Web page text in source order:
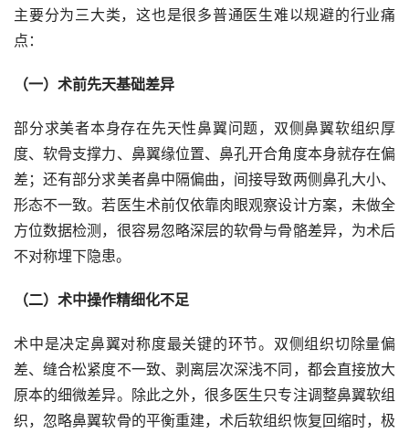
主要分为三大类，这也是很多普通医生难以规避的行业痛
点：
（一）术前先天基础差异
部分求美者本身存在先天性鼻翼问题，双侧鼻翼软组织厚
度、软骨支撑力、鼻翼缘位置、鼻孔开合角度本身就存在偏
差；还有部分求美者鼻中隔偏曲，间接导致两侧鼻孔大小、
形态不一致。若医生术前仅依靠肉眼观察设计方案，未做全
方位数据检测，很容易忽略深层的软骨与骨骼差异，为术后
不对称埋下隐患。
（二）术中操作精细化不足
术中是决定鼻翼对称度最关键的环节。双侧组织切除量偏
差、缝合松紧度不一致、剥离层次深浅不同，都会直接放大
原本的细微差异。除此之外，很多医生只专注调整鼻翼软组
织，忽略鼻翼软骨的平衡重建，术后软组织恢复回缩时，极